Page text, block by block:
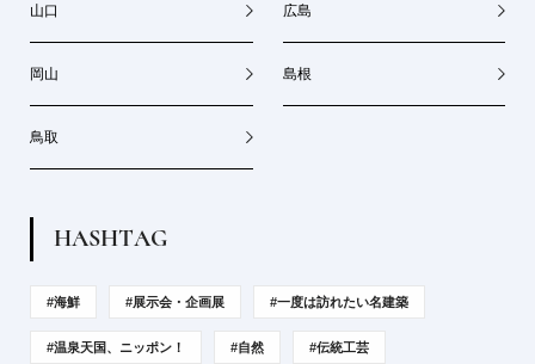
山口 広島
岡山 島根
鳥取
HASHTAG
#海鮮 #展示会・企画展 #一度は訪れたい名建築
#温泉天国、ニッポン！ #自然 #伝統工芸